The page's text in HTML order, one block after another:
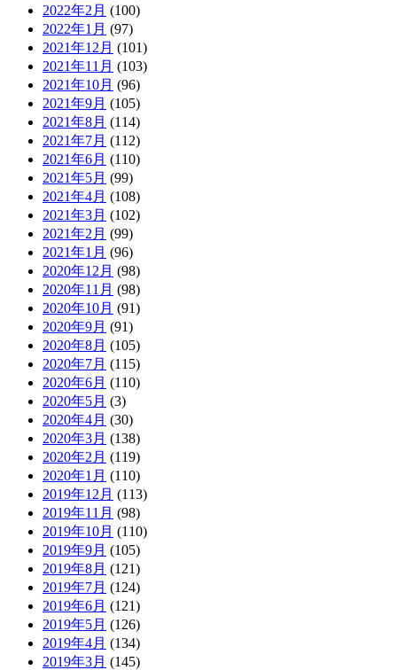
2022年2月 (100)
2022年1月 (97)
2021年12月 (101)
2021年11月 (103)
2021年10月 (96)
2021年9月 (105)
2021年8月 (114)
2021年7月 (112)
2021年6月 (110)
2021年5月 (99)
2021年4月 (108)
2021年3月 (102)
2021年2月 (99)
2021年1月 (96)
2020年12月 (98)
2020年11月 (98)
2020年10月 (91)
2020年9月 (91)
2020年8月 (105)
2020年7月 (115)
2020年6月 (110)
2020年5月 (3)
2020年4月 (30)
2020年3月 (138)
2020年2月 (119)
2020年1月 (110)
2019年12月 (113)
2019年11月 (98)
2019年10月 (110)
2019年9月 (105)
2019年8月 (121)
2019年7月 (124)
2019年6月 (121)
2019年5月 (126)
2019年4月 (134)
2019年3月 (145)